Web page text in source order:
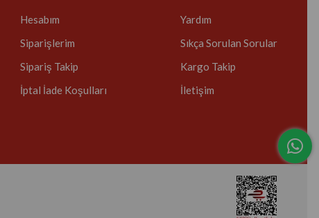
Hesabım
Siparişlerim
Sipariş Takip
İptal İade Koşulları
Yardım
Sıkça Sorulan Sorular
Kargo Takip
İletişim